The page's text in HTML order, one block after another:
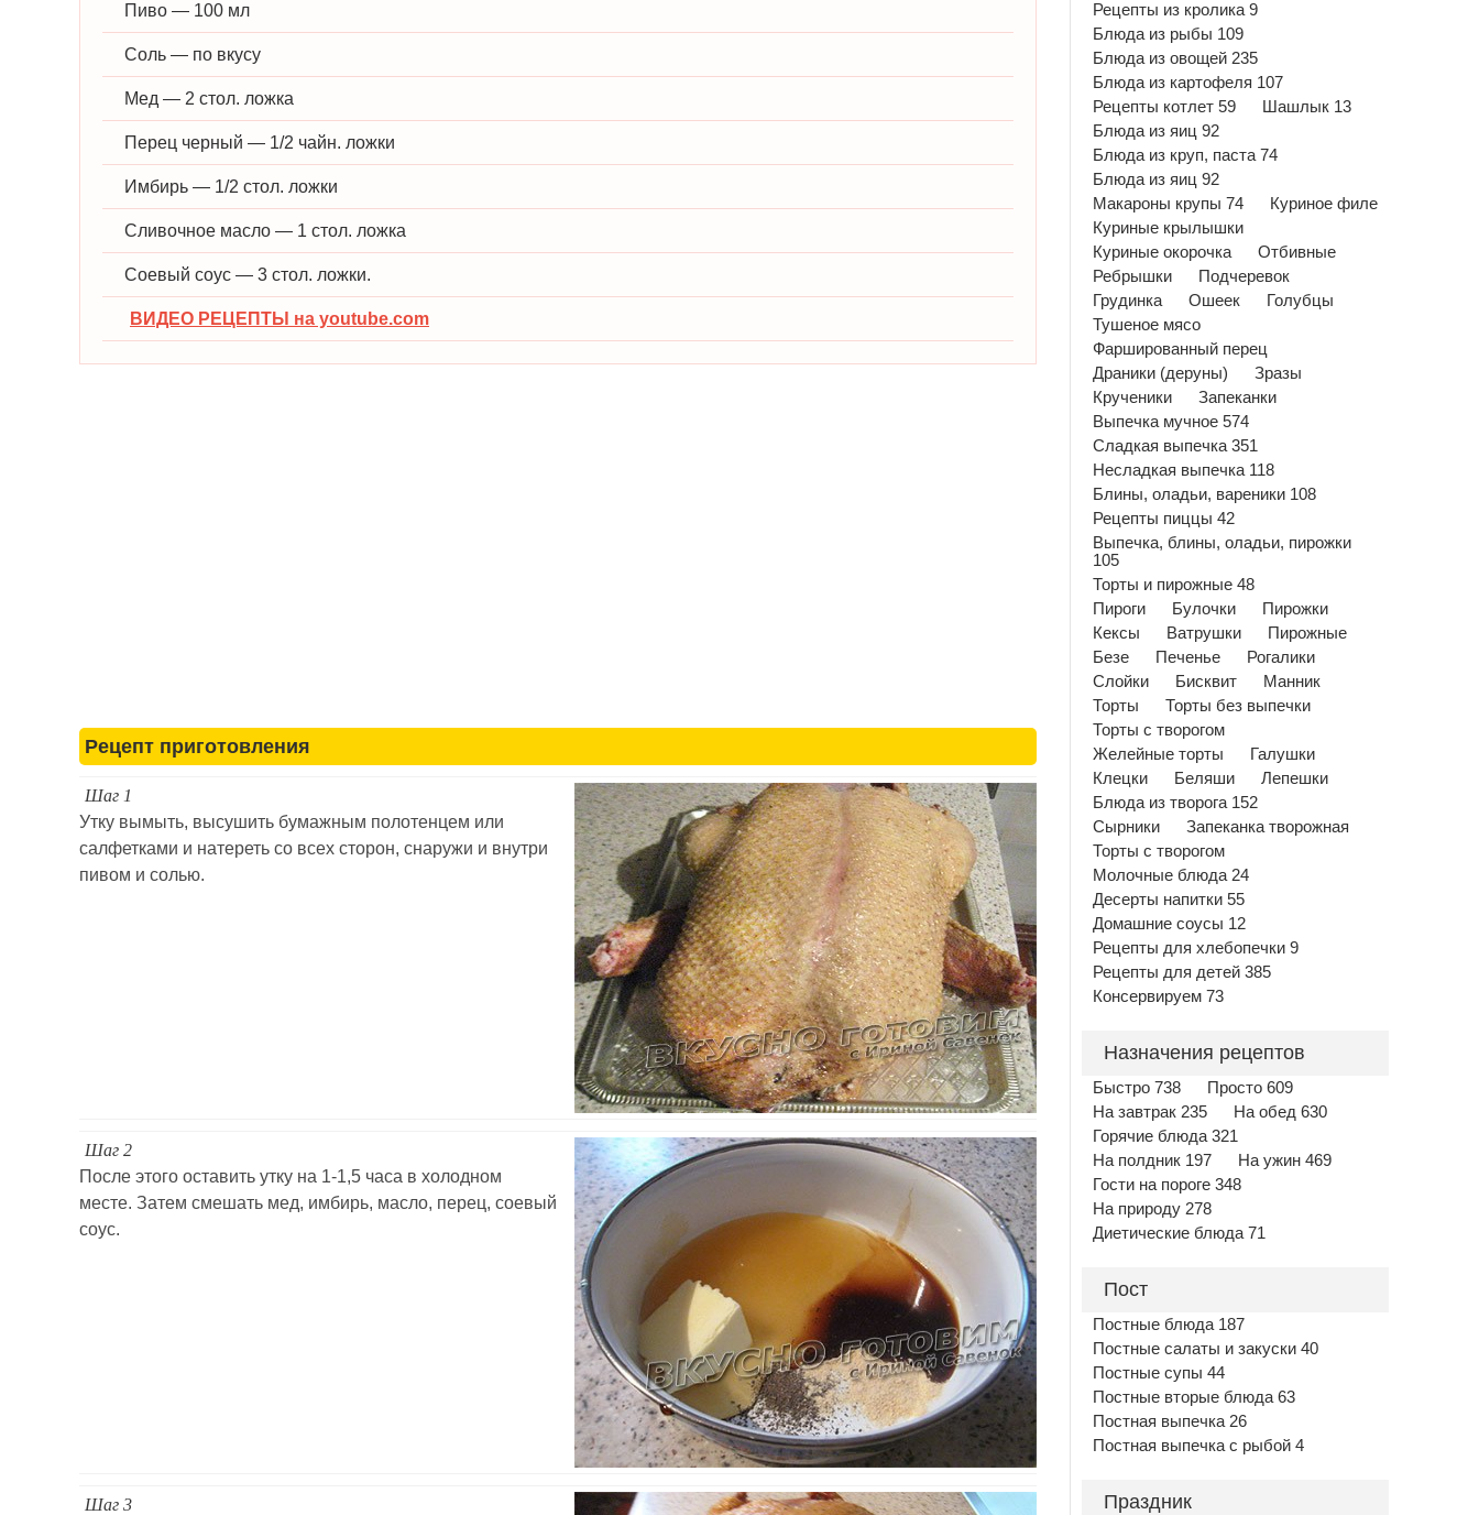
Пиво — 100 мл
Соль — по вкусу
Мед — 2 стол. ложка
Перец черный — 1/2 чайн. ложки
Имбирь — 1/2 стол. ложки
Сливочное масло — 1 стол. ложка
Соевый соус — 3 стол. ложки.
ВИДЕО РЕЦЕПТЫ на youtube.com
Рецепт приготовления
Шаг 1
Утку вымыть, высушить бумажным полотенцем или
салфетками и натереть со всех сторон, снаружи и внутри
пивом и солью.
Шаг 2
После этого оставить утку на 1-1,5 часа в холодном
месте. Затем смешать мед, имбирь, масло, перец, соевый
соус.
Шаг 3
Рецепты из кролика 9
Блюда из рыбы 109
Блюда из овощей 235
Блюда из картофеля 107
Рецепты котлет 59
Шашлык 13
Блюда из яиц 92
Блюда из круп, паста 74
Блюда из яиц 92
Макароны крупы 74
Куриное филе
Куриные крылышки
Куриные окорочка
Отбивные
Ребрышки
Подчеревок
Грудинка
Ошеек
Голубцы
Тушеное мясо
Фаршированный перец
Драники (деруны)
Зразы
Крученики
Запеканки
Выпечка мучное 574
Сладкая выпечка 351
Несладкая выпечка 118
Блины, оладьи, вареники 108
Рецепты пиццы 42
Выпечка, блины, оладьи, пирожки
105
Торты и пирожные 48
Пироги
Булочки
Пирожки
Кексы
Ватрушки
Пирожные
Безе
Печенье
Рогалики
Слойки
Бисквит
Манник
Торты
Торты без выпечки
Торты с творогом
Желейные торты
Галушки
Клецки
Беляши
Лепешки
Блюда из творога 152
Сырники
Запеканка творожная
Торты с творогом
Молочные блюда 24
Десерты напитки 55
Домашние соусы 12
Рецепты для хлебопечки 9
Рецепты для детей 385
Консервируем 73
Назначения рецептов
Быстро 738
Просто 609
На завтрак 235
На обед 630
Горячие блюда 321
На полдник 197
На ужин 469
Гости на пороге 348
На природу 278
Диетические блюда 71
Пост
Постные блюда 187
Постные салаты и закуски 40
Постные супы 44
Постные вторые блюда 63
Постная выпечка 26
Постная выпечка с рыбой 4
Праздник